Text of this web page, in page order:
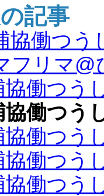
記事
協働つう
フリマ@
協働つう
協働つう
協働つう
協働つう
協働つう